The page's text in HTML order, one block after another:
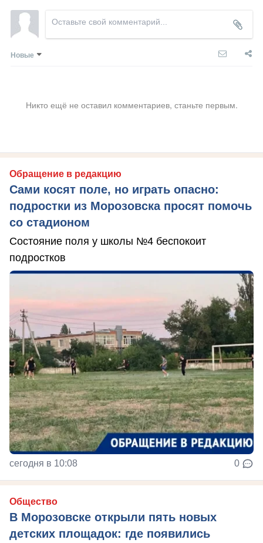
Новые
Никто ещё не оставил комментариев, станьте первым.
Обращение в редакцию
Сами косят поле, но играть опасно:
подростки из Морозовска просят помочь
со стадионом
Состояние поля у школы №4 беспокоит
подростков
сегодня в 10:08 0
Общество
В Морозовске открыли пять новых
детских площадок: где появились